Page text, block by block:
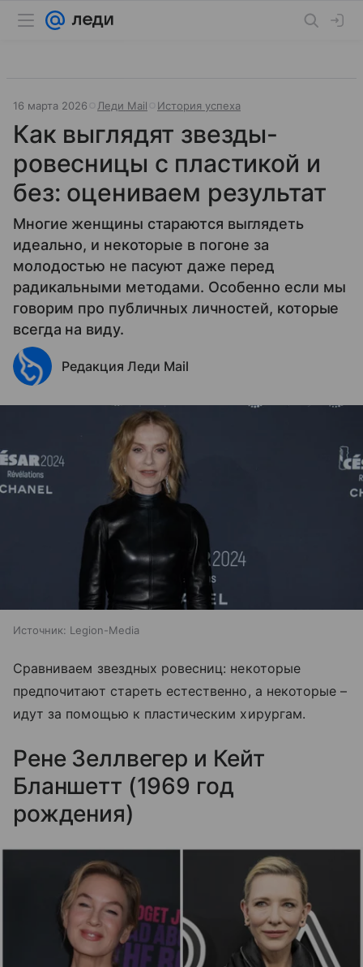
16 марта 2026 Леди Mail История успеха
Как выглядят звезды-
ровесницы с пластикой и
без: оцениваем результат
Многие женщины стараются выглядеть
идеально, и некоторые в погоне за
молодостью не пасуют даже перед
радикальными методами. Особенно если мы
говорим про публичных личностей, которые
всегда на виду.
Редакция Леди Mail
Источник: Legion-Media
Сравниваем звездных ровесниц: некоторые
предпочитают стареть естественно, а некоторые –
идут за помощью к пластическим хирургам.
Рене Зеллвегер и Кейт
Бланшетт (1969 год
рождения)